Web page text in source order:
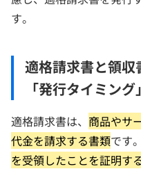
す。
適格請求書と領
「発行タイミング」
適格請求書は、 商品やサ
代金を請求する書類です
を受領したことを証明す